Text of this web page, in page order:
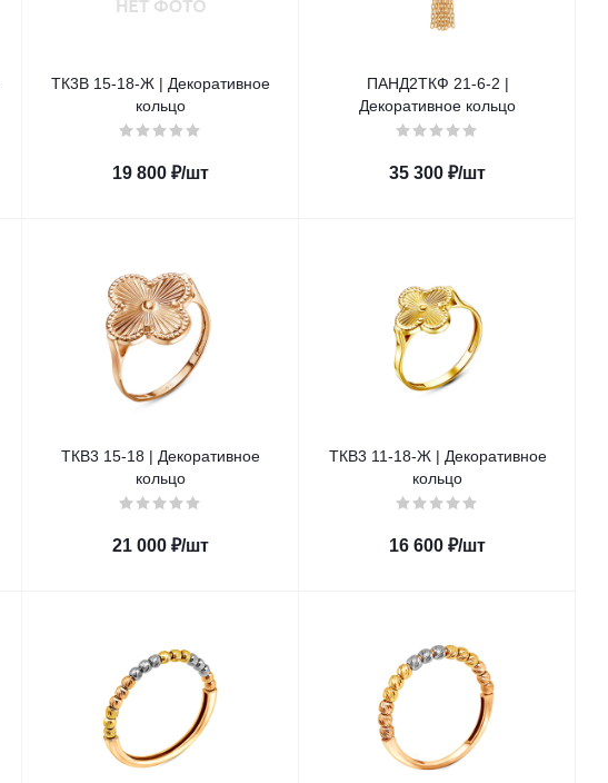
ТК3В 15-18-Ж | Декоративное
кольцо
19 800 ₽/шт
ПАНД2ТКФ 21-6-2 |
Декоративное кольцо
35 300 ₽/шт
ТКВ3 15-18 | Декоративное
кольцо
21 000 ₽/шт
ТКВ3 11-18-Ж | Декоративное
кольцо
16 600 ₽/шт